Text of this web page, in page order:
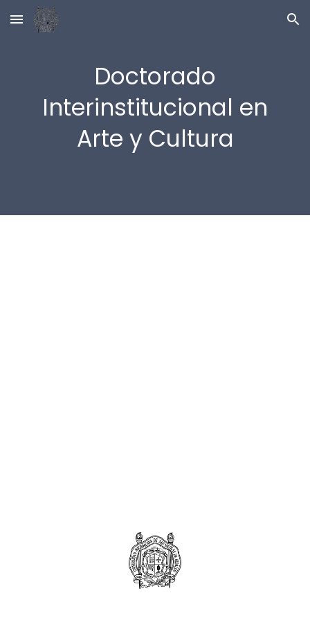
Skip to main content Skip to navigation
Doctorado
Interinstitucional en
Arte y Cultura